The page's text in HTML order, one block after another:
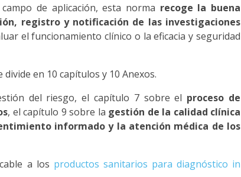
de aplicación, esta norma recoge la buena
registro y notificación de las investigaciones
el funcionamiento clínico o la eficacia y seguridad
divide en 10 capítulos y 10 Anexos.
del riesgo, el capítulo 7 sobre el proceso de
, el capítulo 9 sobre la gestión de la calidad clínica
informado y la atención médica de los
a los productos sanitarios para diagnóstico in